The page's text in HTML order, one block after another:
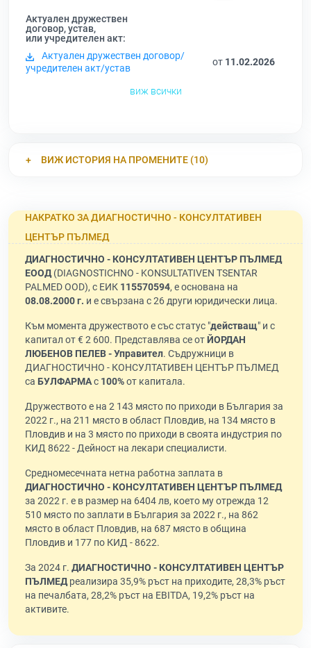
Актуален дружествен
договор, устав,
или учредителен акт:
Актуален дружествен договор/
учредителен акт/устав
от 11.02.2026
виж всички
ВИЖ ИСТОРИЯ НА ПРОМЕНИТЕ (10)
НАКРАТКО ЗА ДИАГНОСТИЧНО - КОНСУЛТАТИВЕН
ЦЕНТЪР ПЪЛМЕД
ДИАГНОСТИЧНО - КОНСУЛТАТИВЕН ЦЕНТЪР ПЪЛМЕД
ЕООД(DIAGNOSTICHNO - KONSULTATIVEN TSENTAR
PALMED OOD), с ЕИК 115570594, е основана на
08.08.2000 г. и е свързана с 26 други юридически лица.
Към момента дружеството е със статус "действащ" и с
капитал от € 2 600. Представлява се отЙОРДАН
ЛЮБЕНОВ ПЕЛЕВ - Управител. Съдружници в
ДИАГНОСТИЧНО - КОНСУЛТАТИВЕН ЦЕНТЪР ПЪЛМЕД
са БУЛФАРМАс 100%от капитала.
Дружеството е на 2 143 място по приходи в България за
2022 г., на 211 място в област Пловдив, на 134 място в
Пловдив и на 3 място по приходи в своята индустрия по
КИД 8622 - Дейност на лекари специалисти.
Средномесечната нетна работна заплата в
ДИАГНОСТИЧНО - КОНСУЛТАТИВЕН ЦЕНТЪР ПЪЛМЕД
за 2022 г. е в размер на 6404 лв, което му отрежда 12
510 място по заплати в България за 2022 г., на 862
място в област Пловдив, на 687 място в община
Пловдив и 177 по КИД - 8622.
За 2024 г. ДИАГНОСТИЧНО - КОНСУЛТАТИВЕН ЦЕНТЪР
ПЪЛМЕДреализира 35,9% ръст на приходите, 28,3% ръст
на печалбата, 28,2% ръст на EBITDA, 19,2% ръст на
активите.